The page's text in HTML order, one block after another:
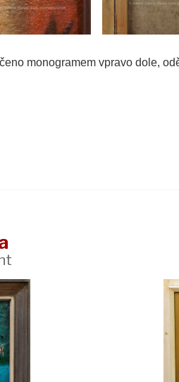
monogramem vpravo dole,